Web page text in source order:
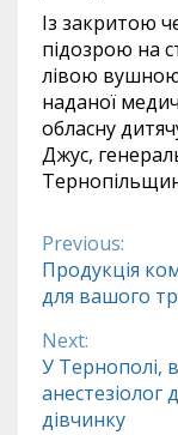
Із закритою
підозрою на
лівою вушною
наданої
обласну
Джус,
Reading
Previous:
Продукція
для вашого
Next:
У Тернополі,
дівчинку